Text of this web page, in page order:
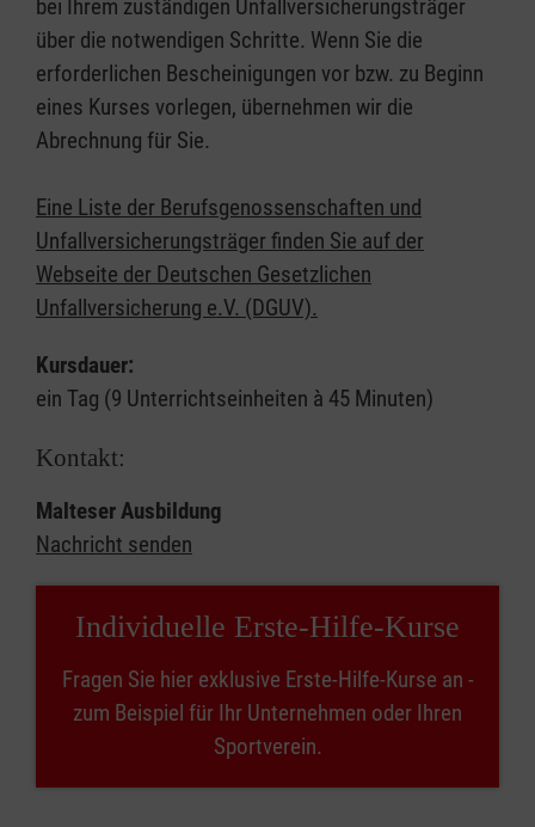
bei Ihrem zuständigen Unfallversicherungsträger
über die notwendigen Schritte. Wenn Sie die
erforderlichen Bescheinigungen vor bzw. zu Beginn
eines Kurses vorlegen, übernehmen wir die
Abrechnung für Sie.
Eine Liste der Berufsgenossenschaften und
Unfallversicherungsträger finden Sie auf der
Webseite der Deutschen Gesetzlichen
Unfallversicherung e.V. (DGUV).
Kursdauer:
ein Tag (9 Unterrichtseinheiten à 45 Minuten)
Kontakt:
Malteser Ausbildung
Nachricht senden
Individuelle Erste-Hilfe-Kurse
Fragen Sie hier exklusive Erste-Hilfe-Kurse an -
zum Beispiel für Ihr Unternehmen oder Ihren
Sportverein.